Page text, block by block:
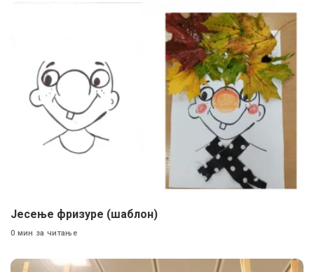
Јесење фризуре (шаблон)
0 мин за читање